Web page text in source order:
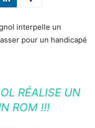
interpelle un
pour un handicapé
RÉALISE UN
ROM !!!